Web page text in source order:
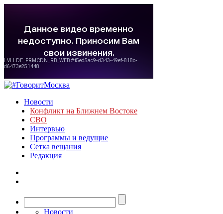
Новости
Конфликт на Ближнем Востоке
СВО
Интервью
Программы и ведущие
Сетка вещания
Редакция
Новости